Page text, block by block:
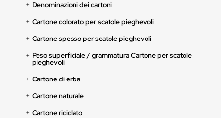
Denominazioni dei cartoni
Cartone colorato per scatole pieghevoli
Cartone spesso per scatole pieghevoli
Peso superficiale / grammatura Cartone per scatole
pieghevoli
Cartone di erba
Cartone naturale
Cartone riciclato